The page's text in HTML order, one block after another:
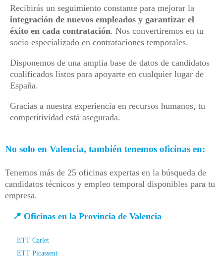
Recibirás un seguimiento constante para mejorar la
integración de nuevos empleados y garantizar el
éxito en cada contratación. Nos convertiremos en tu
socio especializado en contrataciones temporales.
Disponemos de una amplia base de datos de candidatos
cualificados listos para apoyarte en cualquier lugar de
España.
Gracias a nuestra experiencia en recursos humanos, tu
competitividad está asegurada.
No solo en Valencia, también tenemos oficinas en:
Tenemos más de 25 oficinas expertas en la búsqueda de
candidatos técnicos y empleo temporal disponibles para tu
empresa.
📍 Oficinas en la Provincia de Valencia
ETT Carlet
ETT Picassent